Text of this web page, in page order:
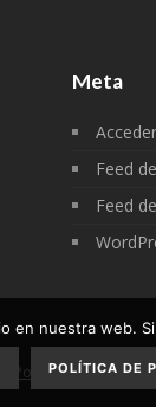
Meta
Acceder
Feed
Feed
Política de cookies
en nuestra web.
POLÍTICA DE